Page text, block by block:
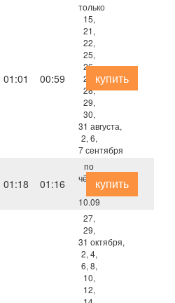
01:01 00:59
только
15,
21,
22,
25,
26,
27,
28,
29,
30,
31 августа,
2, 6,
7 сентября
купить
01:18 01:16
по
чётным
10.09
купить
27,
29,
31 октября,
2, 4,
6, 8,
10,
12,